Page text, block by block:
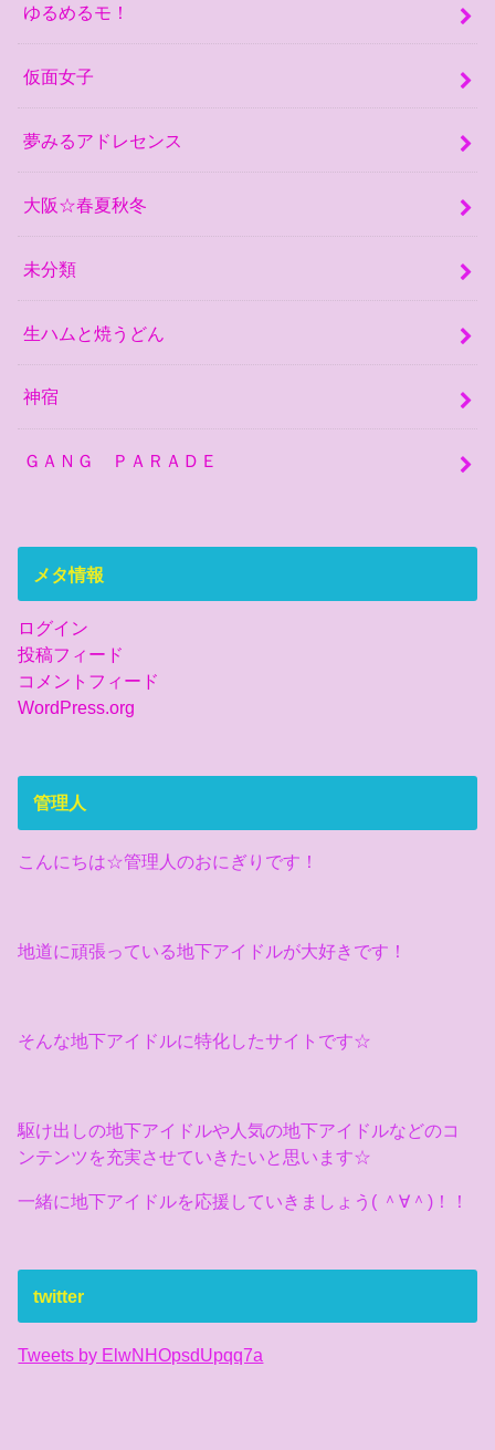
ゆるめるモ！
仮面女子
夢みるアドレセンス
大阪☆春夏秋冬
未分類
生ハムと焼うどん
神宿
ＧＡＮＧ ＰＡＲＡＤＥ
メタ情報
ログイン
投稿フィード
コメントフィード
WordPress.org
管理人
こんにちは☆管理人のおにぎりです！
地道に頑張っている地下アイドルが大好きです！
そんな地下アイドルに特化したサイトです☆
駆け出しの地下アイドルや人気の地下アイドルなどのコ
ンテンツを充実させていきたいと思います☆
一緒に地下アイドルを応援していきましょう( ＾∀＾)！！
twitter
Tweets by ElwNHOpsdUpqq7a